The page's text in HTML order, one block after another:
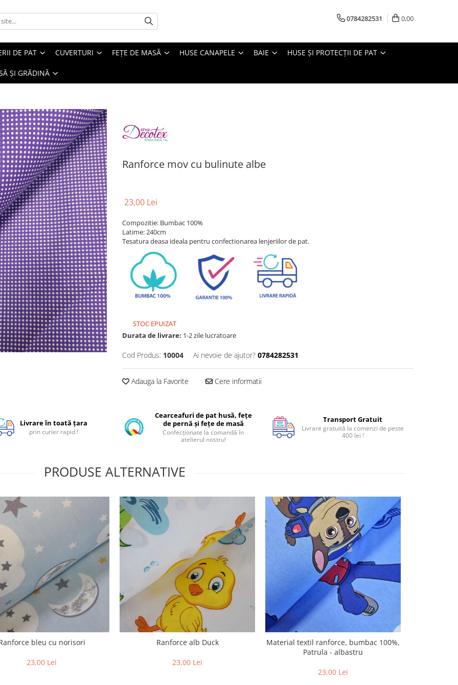
0784282531 0,00
DE PAT CUVERTURI FEȚE DE MASĂ HUSE CANAPELE BAIE HUSE ȘI PROTECȚII DE PAT
ȘI GRĂDINĂ
Ranforce mov cu bulinute albe
23,00 Lei
Compozitie: Bumbac 100%
Latime: 240cm
Tesatura deasa ideala pentru confectionarea lenjeriilor de pat.
STOC EPUIZAT
Durata de livrare: 1-2 zile lucratoare
Cod Produs: 10004 Ai nevoie de ajutor? 0784282531
Adauga la Favorite Cere informatii
Livrare în toată țara
prin curier rapid !
Cearceafuri de pat husă, fețe
de pernă și fețe de masă
Confecționate la comandă în
atelierul nostru!
Transport Gratuit
Livrare gratuită la comenzi de peste
400 lei !
PRODUSE ALTERNATIVE
bleu cu norisori
23,00 Lei
Ranforce alb Duck
23,00 Lei
Material textil ranforce, bumbac 100%,
Patrula - albastru
23,00 Lei